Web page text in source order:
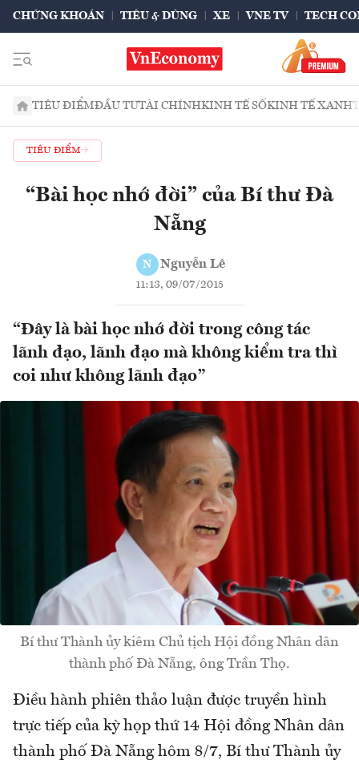
CHỨNG KHOÁN TIÊU & DÙNG XE VNE TV TECH
TIÊU ĐIỂMĐẦU TƯTÀI CHÍNHKINH TẾ SỐKINH TẾ XANH
TIÊU ĐIỂM
“Bài học nhớ đời” của Bí thư Đà
Nẵng
N Nguyễn Lê
11:13, 09/07/2015
“Đây là bài học nhớ đời trong công tác
lãnh đạo, lãnh đạo mà không kiểm tra thì
coi như không lãnh đạo”
Bí thư Thành ủy kiêm Chủ tịch Hội đồng Nhân dân
thành phố Đà Nẵng, ông Trần Thọ.
Điều hành phiên thảo luận được truyền hình
trực tiếp của kỳ họp thứ 14 Hội đồng Nhân dân
thành phố Đà Nẵng hôm 8/7, Bí thư Thành ủy